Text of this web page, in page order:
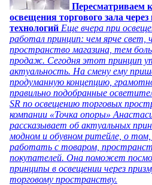
Пересматриваем
освещения торгового зала
технологий Еще вчера при
работал принцип: чем ярче свет,
пространство магазина, тем
продаж. Сегодня этот принцип
актуальность. На смену ему
продуманную концепцию,
правильно подобранные
SR по освещению торговых
компании «Точка опоры»
рассказывает об актуальных
модном и обувном ритейле, о
работать с товаром,
покупателей. Она поможет
принципы в освещении через
торговому пространству.